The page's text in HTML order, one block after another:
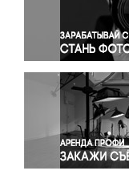
Религия
Светская
Спорт
Экология